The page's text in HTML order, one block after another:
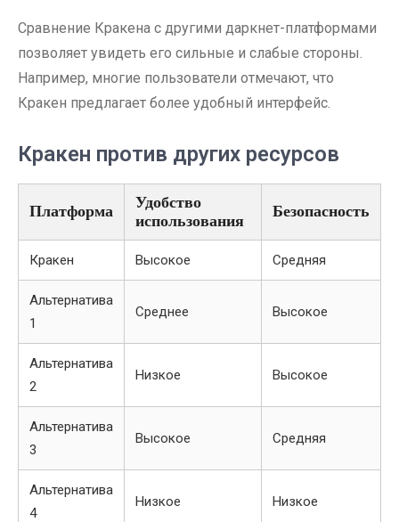
Сравнение Кракена с другими даркнет-платформами
позволяет увидеть его сильные и слабые стороны.
Например, многие пользователи отмечают, что
Кракен предлагает более удобный интерфейс.
Кракен против других ресурсов
Платформа
Удобство
использования
Безопасность
Кракен Высокое Средняя
Альтернатива
1
Среднее Высокое
Альтернатива
2
Низкое Высокое
Альтернатива
3
Высокое Средняя
Альтернатива
4
Низкое Низкое